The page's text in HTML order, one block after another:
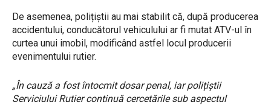
De asemenea, polițiștii au mai stabilit că, după producerea
accidentului, conducătorul vehiculului ar fi mutat ATV-ul în
curtea unui imobil, modificând astfel locul producerii
evenimentului rutier.
„În cauză a fost întocmit dosar penal, iar polițiștii
Serviciului Rutier continuă cercetările sub aspectul